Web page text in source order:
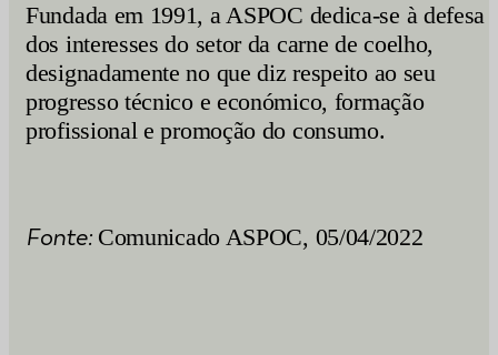
Fundada em 1991, a ASPOC dedica-se à defesa
dos interesses do setor da carne de coelho,
designadamente no que diz respeito ao seu
progresso técnico e económico, formação
profissional e promoção do consumo.
Fonte: Comunicado ASPOC, 05/04/2022